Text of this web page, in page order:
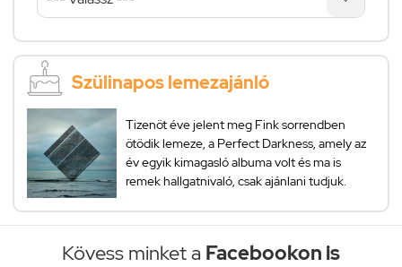
Szülinapos lemezajánló
Tizenöt éve jelent meg Fink sorrendben
ötödik lemeze, a Perfect Darkness, amely az
év egyik kimagasló albuma volt és ma is
remek hallgatnivaló, csak ajánlani tudjuk.
Kövess minket a Facebookon is